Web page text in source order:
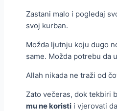
Zastani malo i pogledaj
svoj kurban.
Možda ljutnju koju dugo
same. Možda potrebu da
Allah nikada ne traži od
Zato večeras, dok tekbiri
mu ne koristi i vjerovati